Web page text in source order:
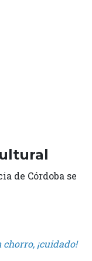
de Córdoba se
chorro, ¡cuidado!